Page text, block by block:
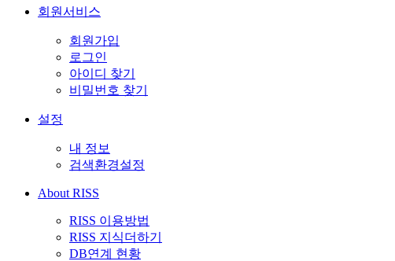
회원서비스
회원가입
로그인
아이디 찾기
비밀번호 찾기
설정
내 정보
검색환경설정
About RISS
RISS 이용방법
RISS 지식더하기
DB연계 현황